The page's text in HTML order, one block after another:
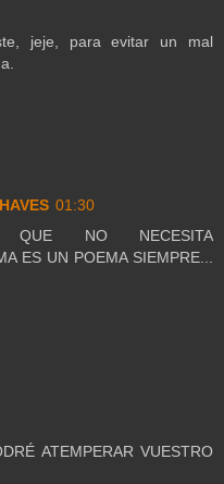
jeje, para evitar un mal
01:30
QUE NO NECESITA
ES UN POEMA SIEMPRE...
ATEMPERAR VUESTRO